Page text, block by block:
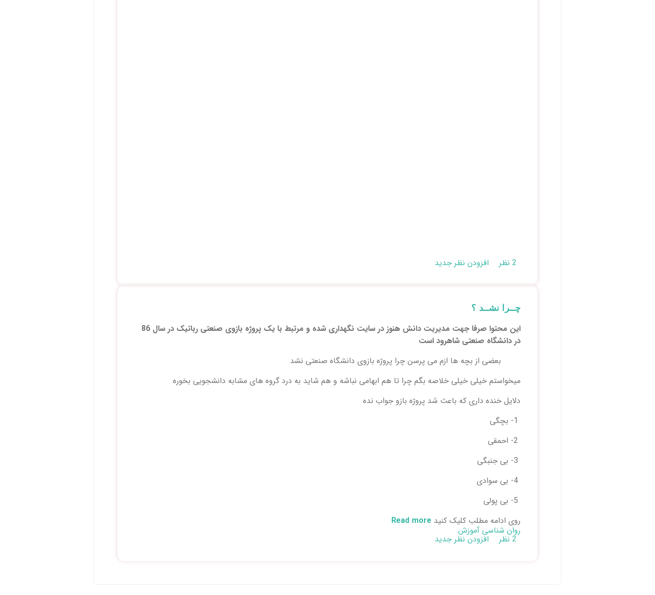
2 نظر افزودن نظر جدید
چــرا نشــد ؟
این محتوا صرفا جهت مدیریت دانش هنوز در سایت نگهداری شده و مرتبط با یک پروژه بازوی صنعتی رباتیک در سال 86
در دانشگاه صنعتی شاهرود است
بعضی از بچه ها ازم می پرسن چرا پروژه بازوی دانشگاه صنعتی نشد
میخواستم خیلی خیلی خلاصه بگم چرا تا هم ابهامی نباشه و هم شاید به درد گروه های مشابه دانشجویی بخوره
دلایل خنده داری که باعث شد پروژه بازو جواب نده
روی ادامه مطلب کلیک کنید Read more
روان شناسی آموزش
2 نظر افزودن نظر جدید